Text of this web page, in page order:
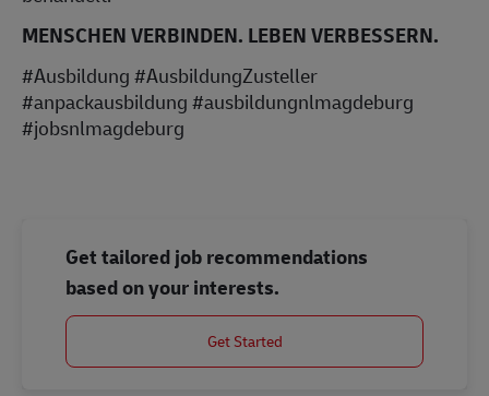
MENSCHEN VERBINDEN. LEBEN VERBESSERN.
#Ausbildung #AusbildungZusteller
#anpackausbildung #ausbildungnlmagdeburg
#jobsnlmagdeburg
Get tailored job recommendations
based on your interests.
Get Started